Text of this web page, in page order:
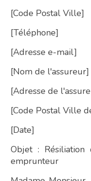
[Code Postal Ville]
[Téléphone]
[Adresse e-mail]
[Nom de l'assureur]
[Adresse de
[Code Postal Ville
[Date]
Objet : Résiliation
emprunteur